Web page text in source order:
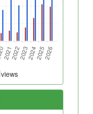
views